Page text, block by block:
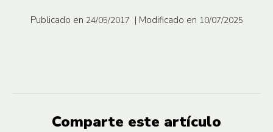
Publicado en 24/05/2017 | Modificado en 10/07/2025
Comparte este artículo